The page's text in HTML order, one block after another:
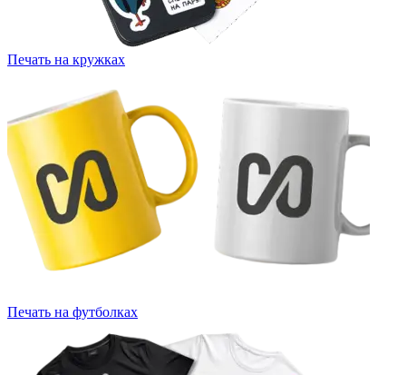
Печать на кружках
Печать на футболках